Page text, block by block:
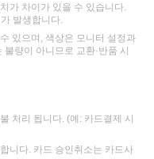
가 차이가 있을 수 있습니다.
발생합니다.
있으며, 색상은 모니터 설정과
량이 아니므로 교환·반품 시
처리 됩니다. (예: 카드결제 시
니다. 카드 승인취소는 카드사